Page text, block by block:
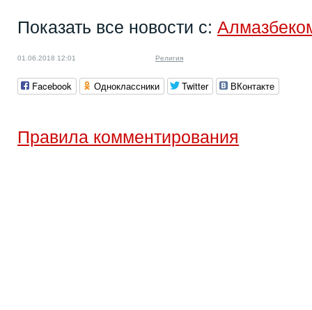
Показать все новости с:
01.06.2018 12:01 Религия
Facebook Одноклассники Twitter ВКонтакте
Правила комментирования